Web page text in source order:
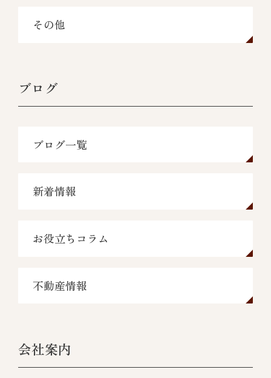
その他
ブログ
ブログ一覧
新着情報
お役立ちコラム
不動産情報
会社案内